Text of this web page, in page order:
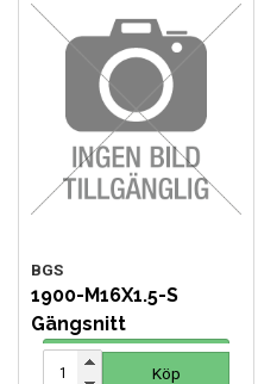
BGS
1900-M16X1.5-S
Gängsnitt
62 SEK
Köp